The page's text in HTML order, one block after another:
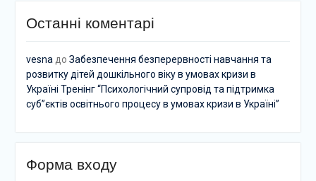
Останні коментарі
vesna до Забезпечення безперервності навчання та
розвитку дітей дошкільного віку в умовах кризи в
Україні Тренінг “Психологічний супровід та підтримка
суб”єктів освітнього процесу в умовах кризи в Україні”
Форма входу